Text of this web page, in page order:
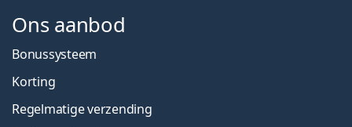
Ons aanbod
Bonussysteem
Korting
Regelmatige verzending